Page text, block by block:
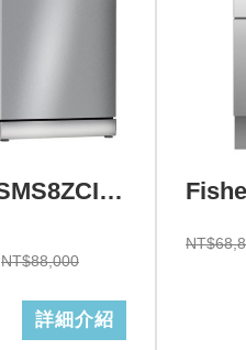
BOSCH 博世 SMS8ZCI00X 8系列沸石獨立式洗碗機+基本安裝 (加Line ID:@ye888)
NT$88,000
詳細介紹